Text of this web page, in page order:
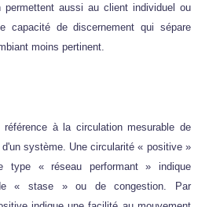
permettent aussi au client individuel ou
capacité de discernement qui sépare
moins pertinent.
à la circulation mesurable de
système. Une circularité « positive »
type « réseau performant » indique
« stase » ou de congestion. Par